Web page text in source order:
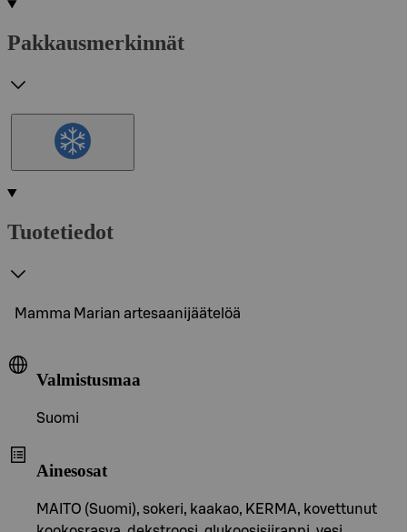
Pakkausmerkinnät
Tuotetiedot
Mamma Marian artesaanijäätelöä
Valmistusmaa
Suomi
Ainesosat
MAITO (Suomi), sokeri, kaakao, KERMA, kovettunut